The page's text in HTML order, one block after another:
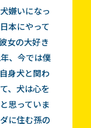
嫌いになっ
本にやって
女の大好き
、今では僕
身犬と関わ
、犬は心を
思っていま
に住む孫の